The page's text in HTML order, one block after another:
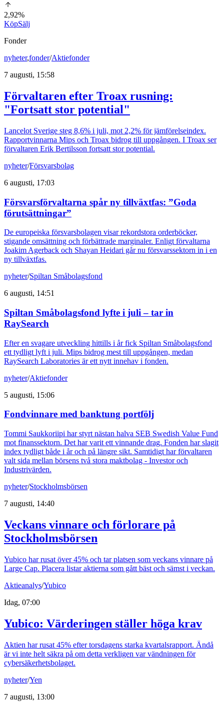
2,92%
KöpSälj
Fonder
nyheter,fonder/Aktiefonder
7 augusti, 15:58
Förvaltaren efter Troax rusning:
"Fortsatt stor potential"
Lancelot Sverige steg 8,6% i juli, mot 2,2% för jämförelseindex.
Rapportvinnarna Mips och Troax bidrog till uppgången. I Troax ser
förvaltaren Erik Bertilsson fortsatt stor potential.
nyheter/Försvarsbolag
6 augusti, 17:03
Försvarsförvaltarna spår ny tillväxtfas: ”Goda
förutsättningar”
De europeiska försvarsbolagen visar rekordstora orderböcker,
stigande omsättning och förbättrade marginaler. Enligt förvaltarna
Joakim Agerback och Shayan Heidari går nu försvarssektorn in i en
ny tillväxtfas.
nyheter/Spiltan Småbolagsfond
6 augusti, 14:51
Spiltan Småbolagsfond lyfte i juli – tar in
RaySearch
Efter en svagare utveckling hittills i år fick Spiltan Småbolagsfond
ett tydligt lyft i juli. Mips bidrog mest till uppgången, medan
RaySearch Laboratories är ett nytt innehav i fonden.
nyheter/Aktiefonder
5 augusti, 15:06
Fondvinnare med banktung portfölj
Tommi Saukkoriipi har styrt nästan halva SEB Swedish Value Fund
mot finanssektorn. Det har varit ett vinnande drag. Fonden har slagit
index tydligt både i år och på längre sikt. Samtidigt har förvaltaren
valt sida mellan börsens två stora maktbolag - Investor och
Industrivärden.
nyheter/Stockholmsbörsen
7 augusti, 14:40
Veckans vinnare och förlorare på
Stockholmsbörsen
Yubico har rusat över 45% och tar platsen som veckans vinnare på
Large Cap. Placera listar aktierna som gått bäst och sämst i veckan.
Aktieanalys/Yubico
Idag, 07:00
Yubico: Värderingen ställer höga krav
Aktien har rusat 45% efter torsdagens starka kvartalsrapport. Ändå
är vi inte helt säkra på om detta verkligen var vändningen för
cybersäkerhetsbolaget.
nyheter/Yen
7 augusti, 13:00